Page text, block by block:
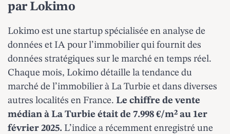
par Lokimo
Lokimo est une startup spécialisée en analyse de
données et IA pour l’immobilier qui fournit des
données stratégiques sur le marché en temps réel.
Chaque mois, Lokimo détaille la tendance du
marché de l’immobilier à La Turbie et dans diverses
autres localités en France. Le chiffre de vente
médian à La Turbie était de 7.998 €/m² au 1er
février 2025. L’indice a récemment enregistré une